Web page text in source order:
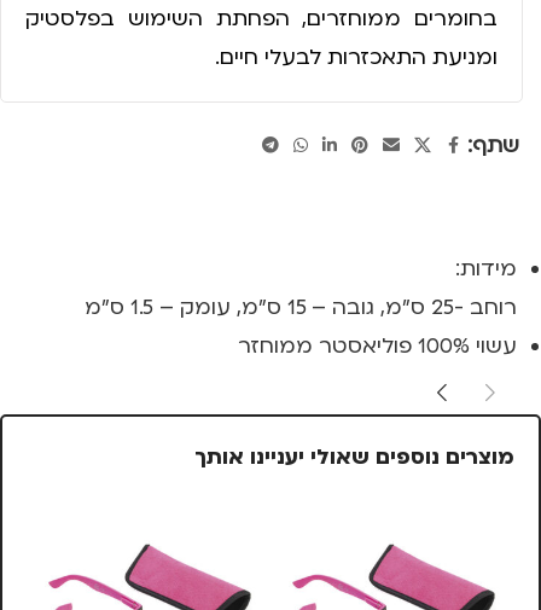
בחומרים ממוחזרים, הפחתת השימוש בפלסטיק
ומניעת התאכזרות לבעלי חיים.
שתף:
מידות:
רוחב -25 ס"מ, גובה – 15 ס"מ, עומק – 1.5 ס"מ
עשוי 100% פוליאסטר ממוחזר
מוצרים נוספים שאולי יעניינו אותך